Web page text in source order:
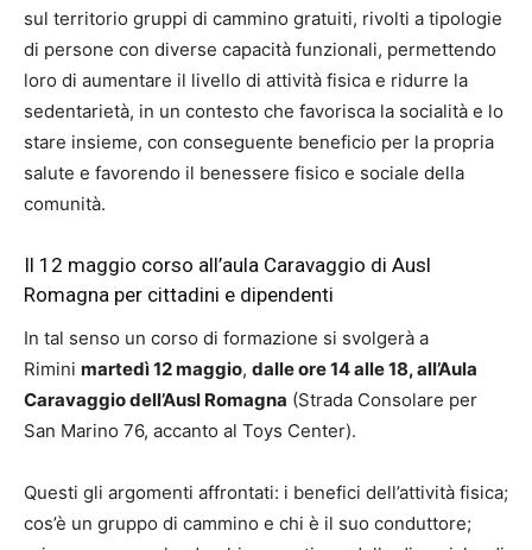
sul territorio gruppi di cammino gratuiti, rivolti a tipologie
di persone con diverse capacità funzionali, permettendo
loro di aumentare il livello di attività fisica e ridurre la
sedentarietà, in un contesto che favorisca la socialità e lo
stare insieme, con conseguente beneficio per la propria
salute e favorendo il benessere fisico e sociale della
comunità.
Il 12 maggio corso all’aula Caravaggio di Ausl
Romagna per cittadini e dipendenti
In tal senso un corso di formazione si svolgerà a
Rimini martedì 12 maggio, dalle ore 14 alle 18, all’Aula
Caravaggio dell’Ausl Romagna (Strada Consolare per
San Marino 76, accanto al Toys Center).
Questi gli argomenti affrontati: i benefici dell’attività fisica;
cos’è un gruppo di cammino e chi è il suo conduttore;